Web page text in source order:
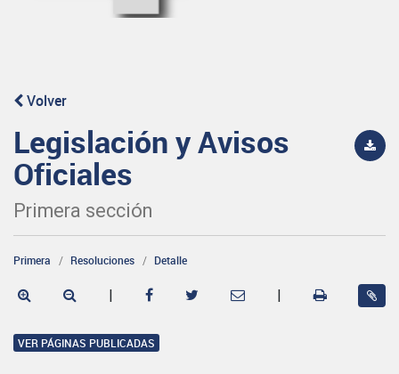
Volver
Legislación y Avisos
Oficiales
Primera sección
Primera Resoluciones Detalle
| |
VER PÁGINAS PUBLICADAS